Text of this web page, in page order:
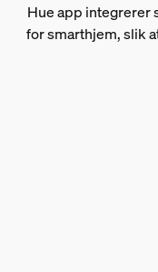
Hue app
for smarthjem, slik